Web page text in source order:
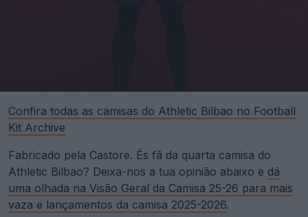
Confira todas as camisas do Athletic Bilbao no Football
Kit Archive
Fabricado pela Castore. És fã da quarta camisa do
Athletic Bilbao? Deixa-nos a tua opinião abaixo e dá
uma olhada na Visão Geral da Camisa 25-26 para mais
vaza e lançamentos da camisa 2025-2026.